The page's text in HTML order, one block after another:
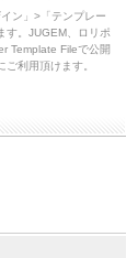
ン」>「テンプレー
す。JUGEM、ロリポ
Template Fileで公開
利用頂けます。